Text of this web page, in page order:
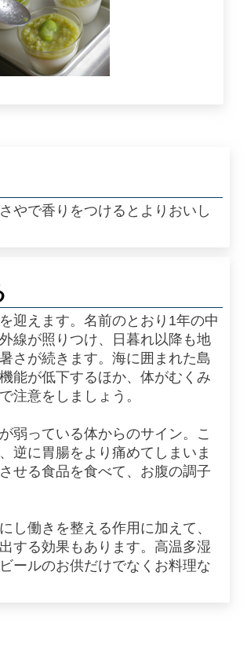
やで香りをつけるとよりおいし
迎えます。名前のとおり1年の中
線が照りつけ、日暮れ以降も地
さが続きます。海に囲まれた島
能が低下するほか、体がむくみ
注意をしましょう。
弱っている体からのサイン。こ
逆に胃腸をより痛めてしまいま
せる食品を食べて、お腹の調子
し働きを整える作用に加えて、
する効果もあります。高温多湿
ールのお供だけでなくお料理な